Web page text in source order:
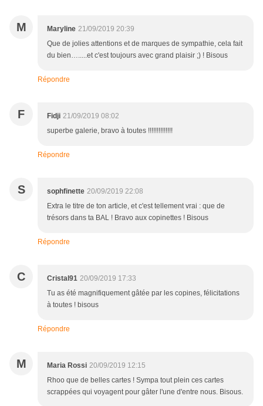
M Maryline 21/09/2019 20:39
Que de jolies attentions et de marques de sympathie, cela fait
du bien….....et c'est toujours avec grand plaisir ;) ! Bisous
Répondre
F Fidji 21/09/2019 08:02
superbe galerie, bravo à toutes !!!!!!!!!!!!!!
Répondre
S sophfinette 20/09/2019 22:08
Extra le titre de ton article, et c'est tellement vrai : que de
trésors dans ta BAL ! Bravo aux copinettes ! Bisous
Répondre
C Cristal91 20/09/2019 17:33
Tu as été magnifiquement gâtée par les copines, félicitations
à toutes ! bisous
Répondre
M Maria Rossi 20/09/2019 12:15
Rhoo que de belles cartes ! Sympa tout plein ces cartes
scrappées qui voyagent pour gâter l'une d'entre nous. Bisous.